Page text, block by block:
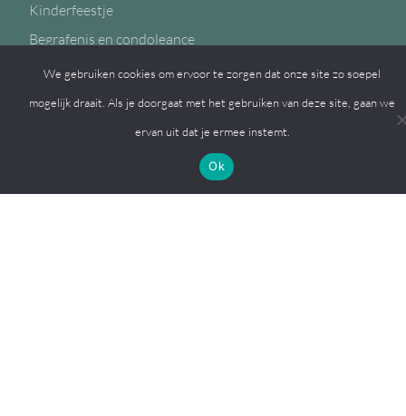
Kinderfeestje
Begrafenis en condoleance
We gebruiken cookies om ervoor te zorgen dat onze site zo soepel
mogelijk draait. Als je doorgaat met het gebruiken van deze site, gaan we
ervan uit dat je ermee instemt.
Ok